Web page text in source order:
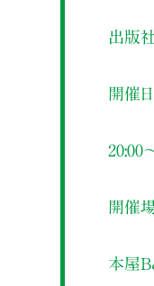
出版
開催
20:00
開催
本屋